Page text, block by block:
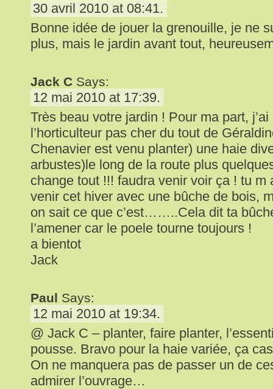
30 avril 2010 at 08:41.
Bonne idée de jouer la grenouille, je ne
plus, mais le jardin avant tout,
Jack C Says:
12 mai 2010 at 17:39.
Très beau votre jardin ! Pour ma part,
l’horticulteur pas cher du tout de
Chenavier est venu planter) une haie
arbustes)le long de la route plus
change tout !!! faudra venir voir ça ! tu m
venir cet hiver avec une bûche de bois,
on sait ce que c’est……..Cela dit ta
l’amener car le poele tourne toujours !
a bientot
Jack
Paul Says:
12 mai 2010 at 19:34.
@ Jack C – planter, faire planter,
pousse. Bravo pour la haie variée, ça
On ne manquera pas de passer un de
admirer l’ouvrage…